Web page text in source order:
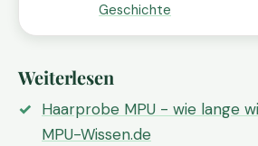
Geschichte
Weiterlesen
Haarprobe MPU - wie lange
MPU-Wissen.de